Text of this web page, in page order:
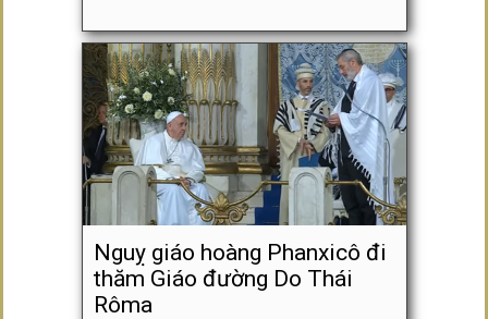
Nguỵ giáo hoàng Phanxicô đi
thăm Giáo đường Do Thái
Rôma